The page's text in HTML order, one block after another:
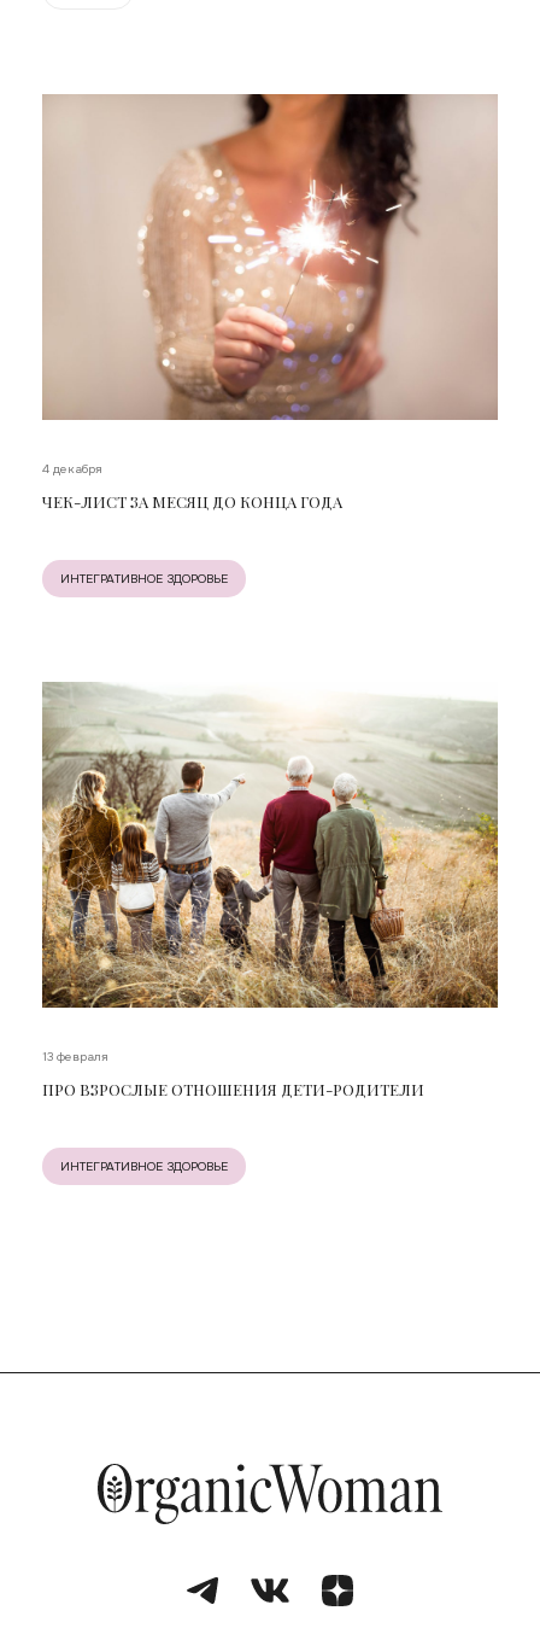
4 декабря
ЧЕК-ЛИСТ ЗА МЕСЯЦ ДО КОНЦА ГОДА
ИНТЕГРАТИВНОЕ ЗДОРОВЬЕ
13 февраля
ПРО ВЗРОСЛЫЕ ОТНОШЕНИЯ ДЕТИ-РОДИТЕЛИ
ИНТЕГРАТИВНОЕ ЗДОРОВЬЕ